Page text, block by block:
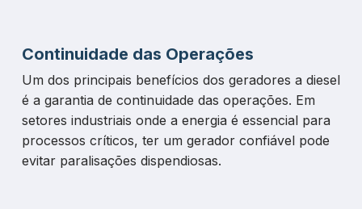
Continuidade das Operações
Um dos principais benefícios dos geradores a diesel
é a garantia de continuidade das operações. Em
setores industriais onde a energia é essencial para
processos críticos, ter um gerador confiável pode
evitar paralisações dispendiosas.